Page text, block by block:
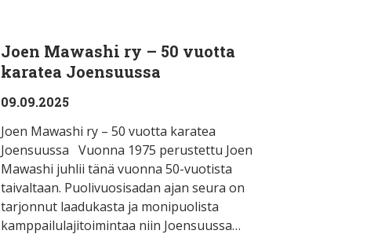
Joen Mawashi ry – 50 vuotta
karatea Joensuussa
09.09.2025
Joen Mawashi ry – 50 vuotta karatea
Joensuussa Vuonna 1975 perustettu Joen
Mawashi juhlii tänä vuonna 50-vuotista
taivaltaan. Puolivuosisadan ajan seura on
tarjonnut laadukasta ja monipuolista
kamppailulajitoimintaa niin Joensuussa…